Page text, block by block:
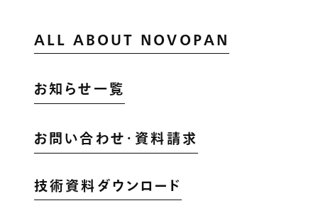
ALL ABOUT NOVOPAN
お知らせ一覧
お問い合わせ・資料請求
技術資料ダウンロード